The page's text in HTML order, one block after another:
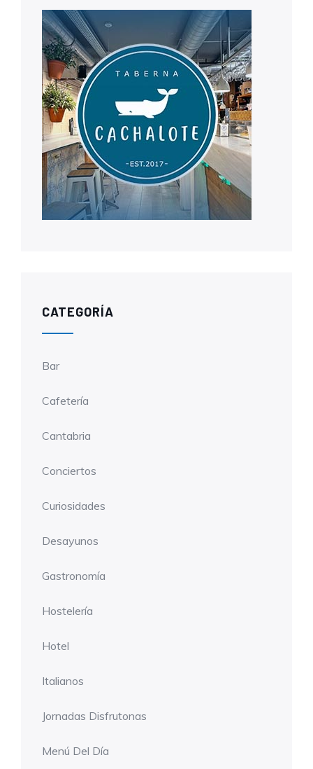
CATEGORÍA
Bar
Cafetería
Cantabria
Conciertos
Curiosidades
Desayunos
Gastronomía
Hostelería
Hotel
Italianos
Jornadas Disfrutonas
Menú Del Día